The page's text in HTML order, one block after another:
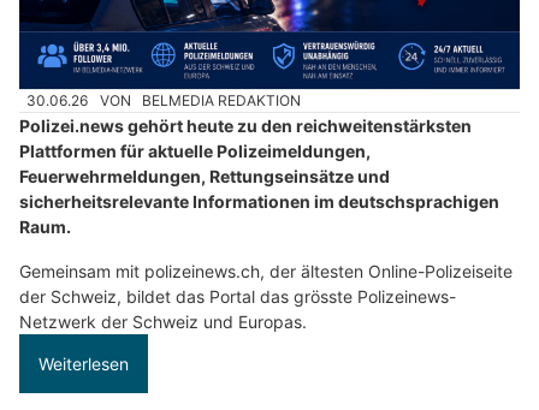
30.06.26 VON BELMEDIA REDAKTION
Polizei.news gehört heute zu den reichweitenstärksten
Plattformen für aktuelle Polizeimeldungen,
Feuerwehrmeldungen, Rettungseinsätze und
sicherheitsrelevante Informationen im deutschsprachigen
Raum.
Gemeinsam mit polizeinews.ch, der ältesten Online-Polizeiseite
der Schweiz, bildet das Portal das grösste Polizeinews-
Netzwerk der Schweiz und Europas.
Weiterlesen